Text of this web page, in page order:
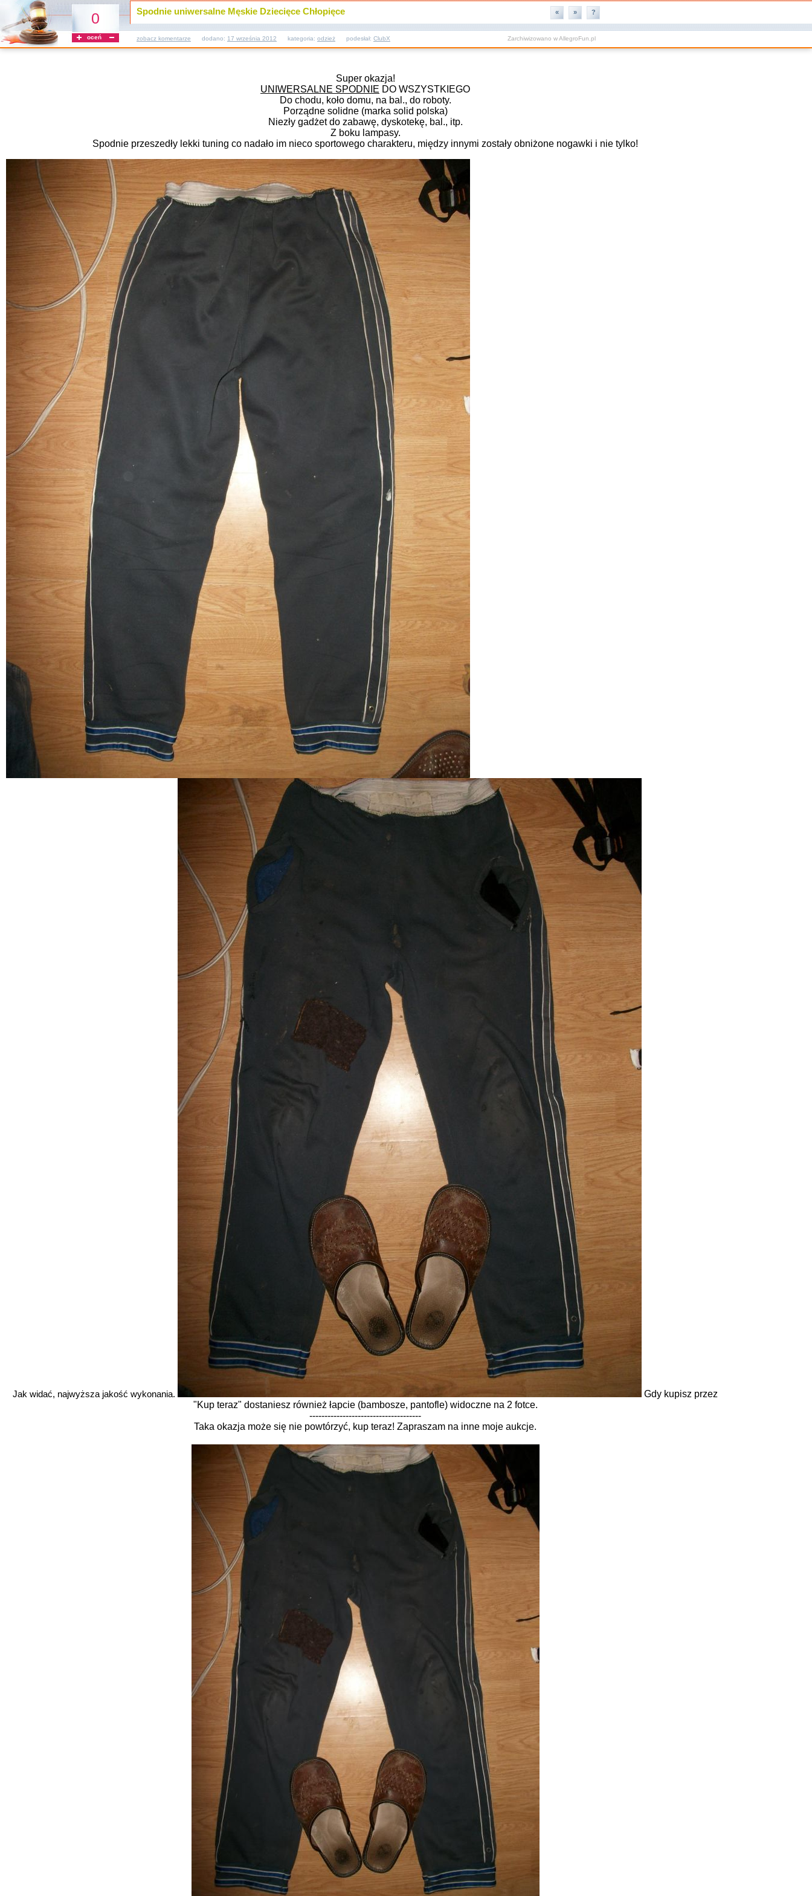
Super okazja!
UNIWERSALNE SPODNIE DO WSZYSTKIEGO
Do chodu, koło domu, na bal., do roboty.
Porządne solidne (marka solid polska)
Niezły gadżet do zabawę, dyskotekę, bal., itp.
Z boku lampasy.
Spodnie przeszedły lekki tuning co nadało im nieco sportowego charakteru, między innymi zostały obniżone nogawki i nie tylko!
Jak widać, najwyższa jakość wykonania.
Gdy kupisz przez
"Kup teraz" dostaniesz również łapcie (bambosze, pantofle) widoczne na 2 fotce.
-------------------------------------
Taka okazja może się nie powtórzyć, kup teraz! Zapraszam na inne moje aukcje.
0
oceń
Spodnie uniwersalne Męskie Dziecięce Chłopięce ?
»
«
zobacz komentarze dodano: 17 września 2012 kategoria: odzież podesłał: ClubX Zarchiwizowano wAllegroFun.pl